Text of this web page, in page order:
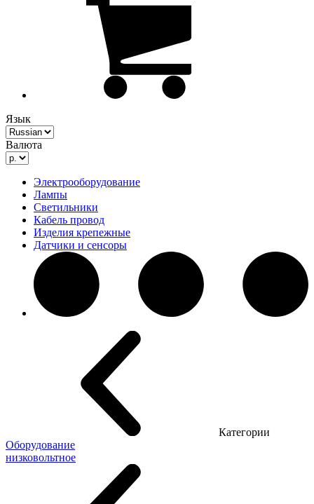
Язык
Валюта
Электрооборудование
Лампы
Светильники
Кабель провод
Изделия крепежные
Датчики и сенсоры
Категории
Оборудование
низковольтное